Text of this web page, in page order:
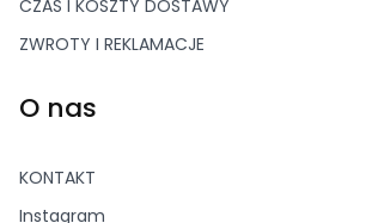
CZAS I KOSZTY DOSTAWY
ZWROTY I REKLAMACJE
O nas
KONTAKT
Instagram